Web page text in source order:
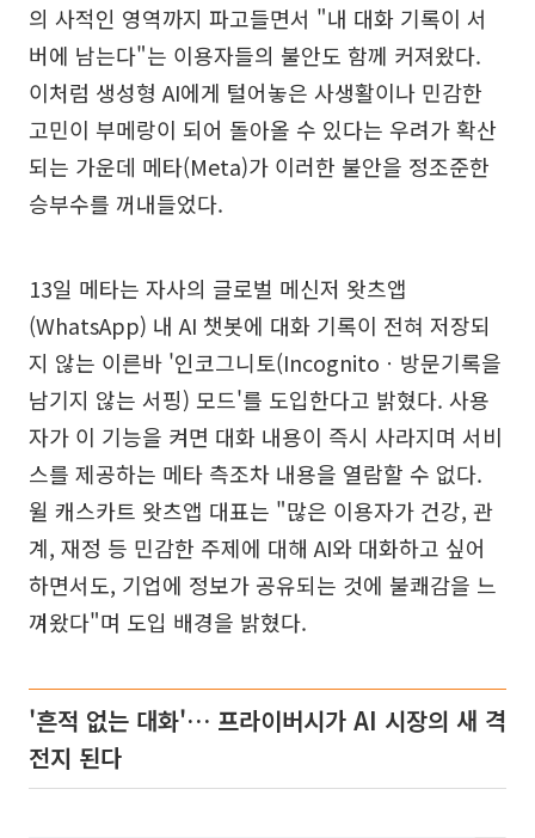
의 사적인 영역까지 파고들면서 "내 대화 기록이 서
버에 남는다"는 이용자들의 불안도 함께 커져왔다.
이처럼 생성형 AI에게 털어놓은 사생활이나 민감한
고민이 부메랑이 되어 돌아올 수 있다는 우려가 확산
되는 가운데 메타(Meta)가 이러한 불안을 정조준한
승부수를 꺼내들었다.
13일 메타는 자사의 글로벌 메신저 왓츠앱
(WhatsApp) 내 AI 챗봇에 대화 기록이 전혀 저장되
지 않는 이른바 '인코그니토(Incognitoㆍ방문기록을
남기지 않는 서핑) 모드'를 도입한다고 밝혔다. 사용
자가 이 기능을 켜면 대화 내용이 즉시 사라지며 서비
스를 제공하는 메타 측조차 내용을 열람할 수 없다.
윌 캐스카트 왓츠앱 대표는 "많은 이용자가 건강, 관
계, 재정 등 민감한 주제에 대해 AI와 대화하고 싶어
하면서도, 기업에 정보가 공유되는 것에 불쾌감을 느
껴왔다"며 도입 배경을 밝혔다.
'흔적 없는 대화'… 프라이버시가 AI 시장의 새 격
전지 된다